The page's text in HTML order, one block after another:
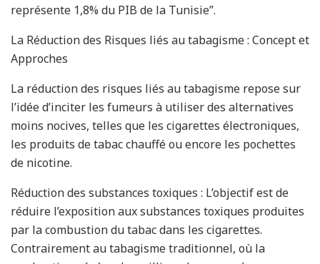
représente 1,8% du PIB de la Tunisie’’.
La Réduction des Risques liés au tabagisme : Concept et
Approches
La réduction des risques liés au tabagisme repose sur
l’idée d’inciter les fumeurs à utiliser des alternatives
moins nocives, telles que les cigarettes électroniques,
les produits de tabac chauffé ou encore les pochettes
de nicotine.
Réduction des substances toxiques : L’objectif est de
réduire l’exposition aux substances toxiques produites
par la combustion du tabac dans les cigarettes.
Contrairement au tabagisme traditionnel, où la